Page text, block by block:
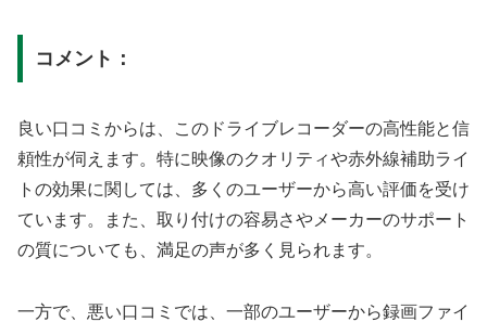
コメント：
良い口コミからは、このドライブレコーダーの高性能と信
頼性が伺えます。特に映像のクオリティや赤外線補助ライ
トの効果に関しては、多くのユーザーから高い評価を受け
ています。また、取り付けの容易さやメーカーのサポート
の質についても、満足の声が多く見られます。
一方で、悪い口コミでは、一部のユーザーから録画ファイ